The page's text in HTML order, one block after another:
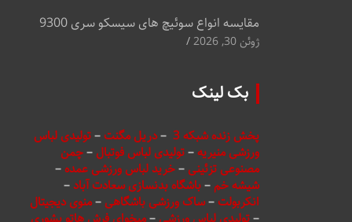
مقایسه انواع سوئیچ های سیسکو سری 9300
ژوئن 30, 2026
بک لینک
پخش زنده شبکه 3 –دریل مگنت–تولیدی لباس
ورزشی منیریه–تولیدی لباس فوتبال –چمن
مصنوعی تزئینی –خرید لباس ورزشی عمده–
شیشه خم–باشگاه بدنسازی سعادت آباد –
انکربولت–ساک ورزشی باشگاهی –منوی دیجیتال